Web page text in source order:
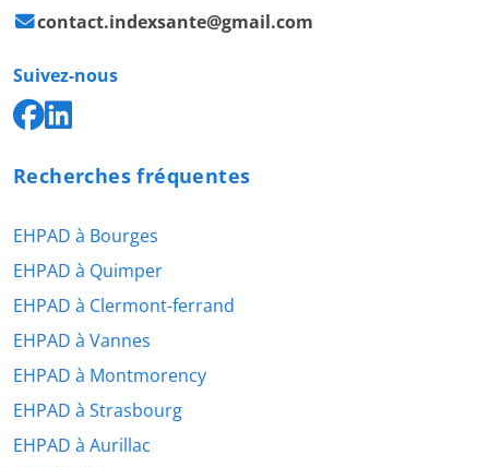
contact.indexsante@gmail.com
Suivez-nous
Recherches fréquentes
EHPAD à Bourges
EHPAD à Quimper
EHPAD à Clermont-ferrand
EHPAD à Vannes
EHPAD à Montmorency
EHPAD à Strasbourg
EHPAD à Aurillac